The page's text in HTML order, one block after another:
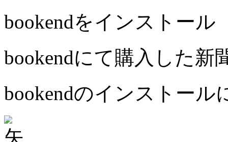
bookendをインストール
bookendにて購入した新
bookendのインストール